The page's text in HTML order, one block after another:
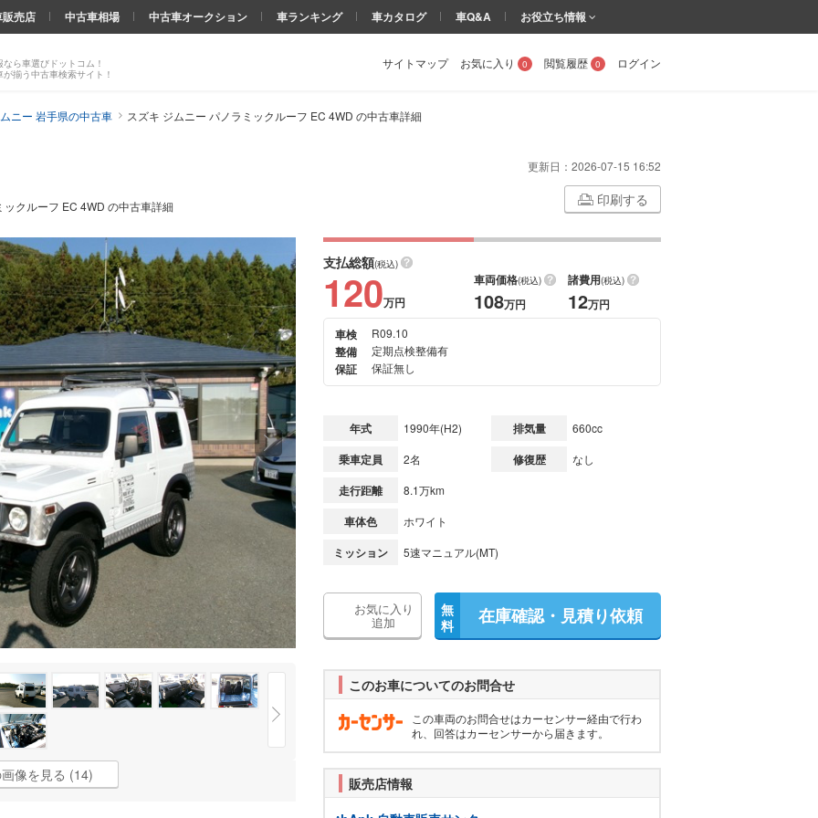
ら車選びドットコム！
揃う中古車検索サイト！
サイトマップ お気に入り 0 閲覧履歴 0 ログイン
売店 中古車相場 中古車オークション 車ランキング 車カタログ 車Q&A お役立ち情報
ニー 岩手県の中古車 スズキ ジムニー パノラミックルーフ EC 4WD の中古車詳細
更新日： 2026-07-15 16:52
ックルーフ EC 4WD の中古車詳細 印刷する
次の
画像
像を見る (14)
支払総額(税込)
120万円
車両価格(税込)
108万円
諸費用(税込)
12万円
車検
R09.10
整備 定期点検整備有
保証 保証無し
年式 1990年(H2) 排気量 660cc
乗車定員 2名 修復歴 なし
走行距離 8.1万km
車体色 ホワイト
ミッション 5速マニュアル(MT)
お気に入り
追加
無
料
在庫確認・見積り依頼
このお車についてのお問合せ
この車両のお問合せはカーセンサー経由で行わ
れ、回答はカーセンサーから届きます。
販売店情報